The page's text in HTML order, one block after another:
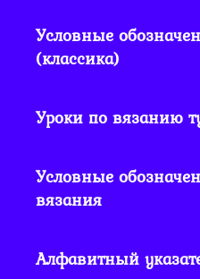
Условные
(классика)
Уроки по вязанию
Условные
вязания
Алфавитный